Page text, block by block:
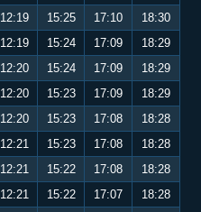
12:19 15:25 17:10
18:30
12:19 15:24 17:09
18:29
12:20 15:24 17:09
18:29
12:20 15:23 17:09
18:29
12:20 15:23 17:08
18:28
12:21 15:23 17:08
18:28
12:21 15:22 17:08
18:28
12:21 15:22 17:07
18:28